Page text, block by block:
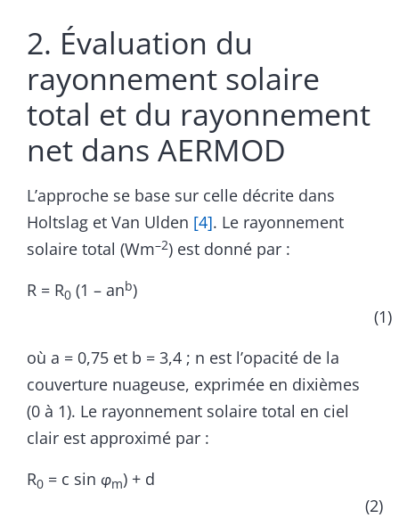
2. Évaluation du
rayonnement solaire
total et du rayonnement
net dans AERMOD
L’approche se base sur celle décrite dans
Holtslag et Van Ulden [4]. Le rayonnement
solaire total (Wm–2) est donné par :
R = R0 (1 – anb)
(1)
où a = 0,75 et b = 3,4 ; n est l’opacité de la
couverture nuageuse, exprimée en dixièmes
(0 à 1). Le rayonnement solaire total en ciel
clair est approximé par :
R0 = c sin φm) + d
(2)